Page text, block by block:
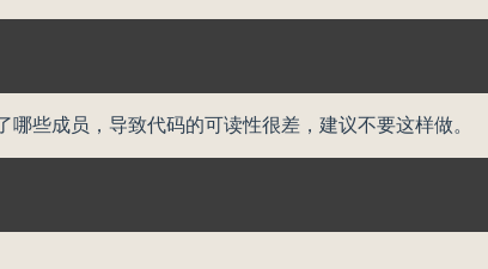
些成员，导致代码的可读性很差，建议不要这样做。